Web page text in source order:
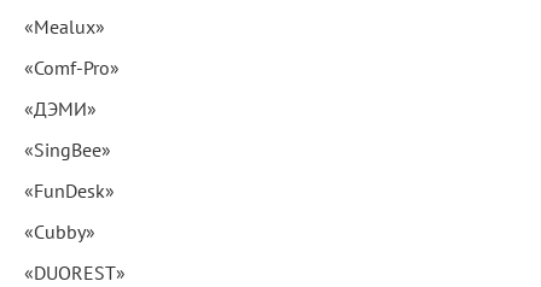
«Mealux»
«Comf-Pro»
«ДЭМИ»
«SingBee»
«FunDesk»
«Cubby»
«DUOREST»